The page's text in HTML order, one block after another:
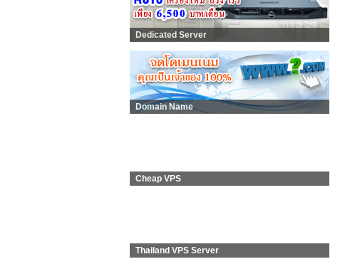
Dedicated Server
Domain Name
Cheap VPS
Thailand VPS Server